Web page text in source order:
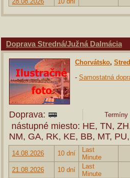
Doprava Stredná/Južná Dalmácia
Chorvátsko,
- Samostatná
Doprava: Termíny
nástupné miesto: HE, TN,
NM, GA, RK, KE, BB, MT,
14.08.2026 10 dní
Last
Minute
21.08.2026
10 dní
Last
Minute